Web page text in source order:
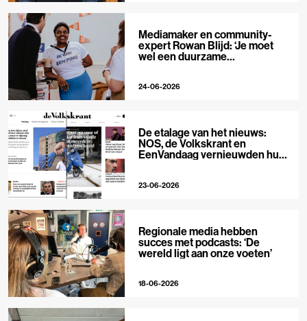
Mediamaker en community-
expert Rowan Blijd: ‘Je moet
wel een duurzame
24-06-2026
De etalage van het nieuws:
NOS, de Volkskrant en
EenVandaag vernieuwden hun
23-06-2026
Regionale media hebben
succes met podcasts: ‘De
wereld ligt aan onze voeten’
18-06-2026